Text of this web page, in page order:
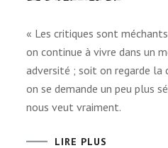
« Les cri­tiques sont
on conti­nue à vivre dans un
adver­sité ; soit on regarde la
on se demande un peu plus
nous veut vraiment.
LIRE PLUS